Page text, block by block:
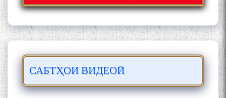
САБТҲОИ ВИДЕОӢ
Сайре дар Осорхона
Муҳаммадҷон Раҳимӣ